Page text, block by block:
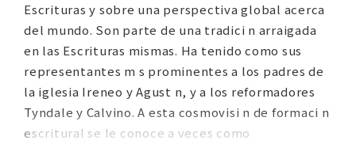
Escrituras y sobre una perspectiva global acerca
del mundo. Son parte de una tradici n arraigada
en las Escrituras mismas. Ha tenido como sus
representantes m s prominentes a los padres de
la iglesia Ireneo y Agust n, y a los reformadores
Tyndale y Calvino. A esta cosmovisi n de formaci n
escritural se le conoce a veces como